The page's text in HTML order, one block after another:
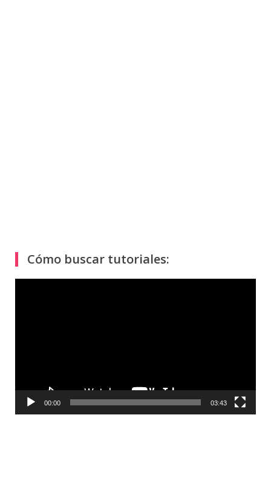
Cómo buscar tutoriales:
00:00 03:43